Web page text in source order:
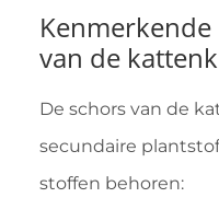
van de
De schors van de
secundaire
stoffen behoren: